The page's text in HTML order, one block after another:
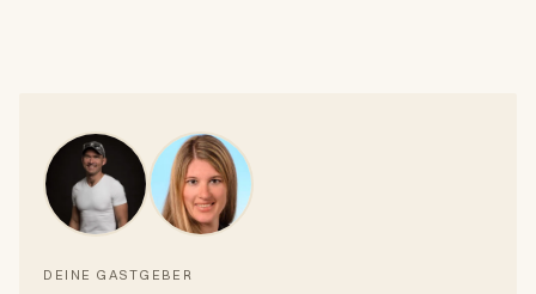
DEINE GASTGEBER